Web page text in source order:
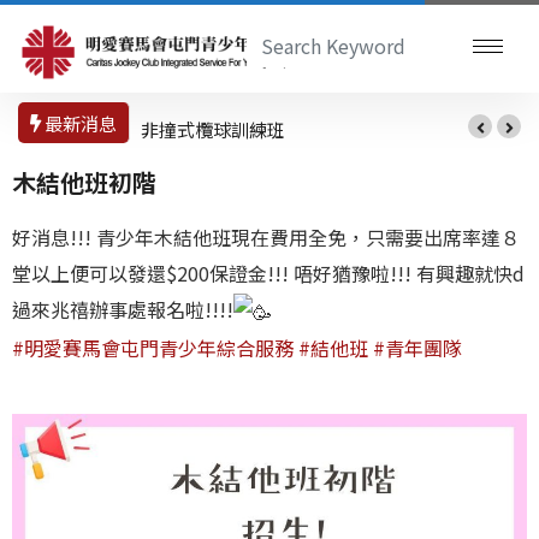
最新消息 非撞式欖球訓練班
木結他班初階
好消息!!! 青少年木結他班現在費用全免，只需要出席率達８
堂以上便可以發還$200保證金!!! 唔好猶豫啦!!! 有興趣就快d
過來兆禧辦事處報名啦!!!!
#明愛賽馬會屯門青少年綜合服務 #結他班 #青年團隊